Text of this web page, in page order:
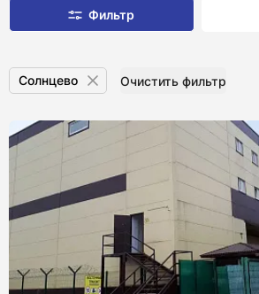
Фильтр
Солнцево Очистить фильтр